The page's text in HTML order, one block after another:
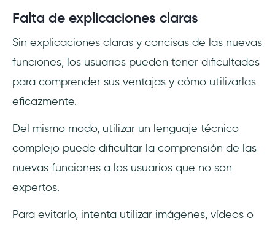
Falta de explicaciones claras
Sin explicaciones claras y concisas de las nuevas
funciones, los usuarios pueden tener dificultades
para comprender sus ventajas y cómo utilizarlas
eficazmente.
Del mismo modo, utilizar un lenguaje técnico
complejo puede dificultar la comprensión de las
nuevas funciones a los usuarios que no son
expertos.
Para evitarlo, intenta utilizar imágenes, vídeos o